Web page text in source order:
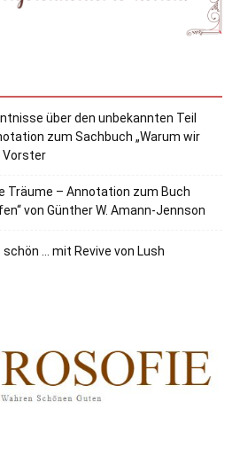
über den unbekannten Teil
zum Sachbuch „Warum wir
Vorster
Träume – Annotation zum Buch
von Günther W. Amann-Jennson
schön … mit Revive von Lush